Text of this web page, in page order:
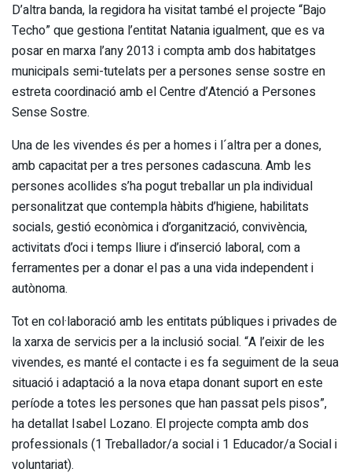
D’altra banda, la regidora ha visitat també el projecte “Bajo
Techo” que gestiona l’entitat Natania igualment, que es va
posar en marxa l’any 2013 i compta amb dos habitatges
municipals semi-tutelats per a persones sense sostre en
estreta coordinació amb el Centre d’Atenció a Persones
Sense Sostre.
Una de les vivendes és per a homes i l´altra per a dones,
amb capacitat per a tres persones cadascuna. Amb les
persones acollides s’ha pogut treballar un pla individual
personalitzat que contempla hàbits d’higiene, habilitats
socials, gestió econòmica i d’organització, convivència,
activitats d’oci i temps lliure i d’inserció laboral, com a
ferramentes per a donar el pas a una vida independent i
autònoma.
Tot en col·laboració amb les entitats públiques i privades de
la xarxa de servicis per a la inclusió social. “A l’eixir de les
vivendes, es manté el contacte i es fa seguiment de la seua
situació i adaptació a la nova etapa donant suport en este
període a totes les persones que han passat pels pisos”,
ha detallat Isabel Lozano. El projecte compta amb dos
professionals (1 Treballador/a social i 1 Educador/a Social i
voluntariat).